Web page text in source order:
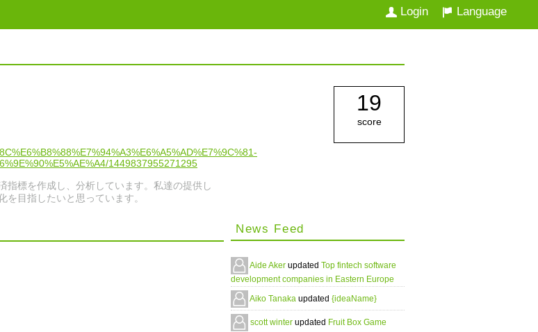
Language
Login
1449837955271295
指標を作成し、分析しています。私達の提供し
目指したいと思っています。
19
score
News Feed
Aide Aker updated Top fintech software
development companies in Eastern Europe
Aiko Tanaka updated {ideaName}
scott winter updated Fruit Box Game